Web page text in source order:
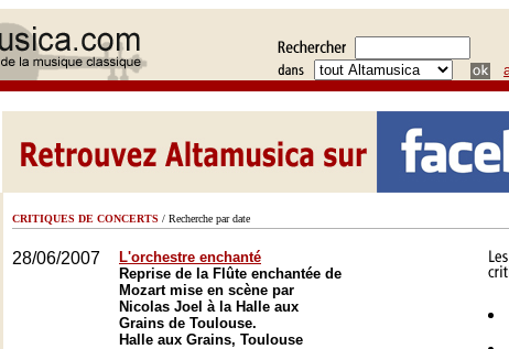
CRITIQUES DE CONCERTS / Recherche par date
28/06/2007
L'orchestre enchanté
Reprise de la Flûte enchantée de
Mozart mise en scène par
Nicolas Joel à la Halle aux
Grains de Toulouse.
Halle aux Grains, Toulouse